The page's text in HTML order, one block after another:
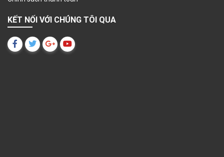
KẾT NỐI VỚI CHÚNG TÔI QUA